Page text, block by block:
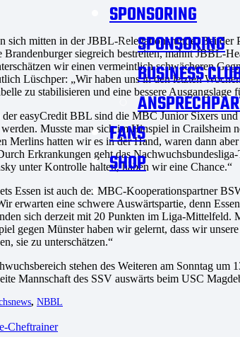
SPONSORING
SPONSORING
BUSINESS
FANS
SHOP
mitten in der JBBL-Relegationsrunde. Bei der
Brandenburger siegreich bestreiten, mahnt JBBL-
wir einen vermeintlich schwächeren
Lüschper: „Wir haben uns in den letzten
zu stabilisieren und eine bessere
easyCredit BBL sind die MBC Junior Sixers
Musste man sich im Hinspiel in
Merlins hatten wir es in der Hand, waren dann
Erkrankungen geht das
unter Kontrolle halten, haben wir eine Chance.“
Essen ist auch der MBC-Kooperationspartner
erwarten eine schwere Auswärtspartie, denn
sich derzeit mit 20 Punkten im Liga-Mittelfeld.
gegen Münster haben wir gelernt, dass wir
sie zu unterschätzen.“
stehen des Weiteren am Sonntag
Mannschaft des SSV auswärts beim USC
, NBBL
Cheftrainer